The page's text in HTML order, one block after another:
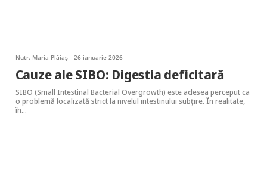
Nutr. Maria Plăiaș 26 ianuarie 2026
Cauze ale SIBO: Digestia deficitară
SIBO (Small Intestinal Bacterial Overgrowth) este adesea perceput ca
o problemă localizată strict la nivelul intestinului subțire. În realitate,
în…